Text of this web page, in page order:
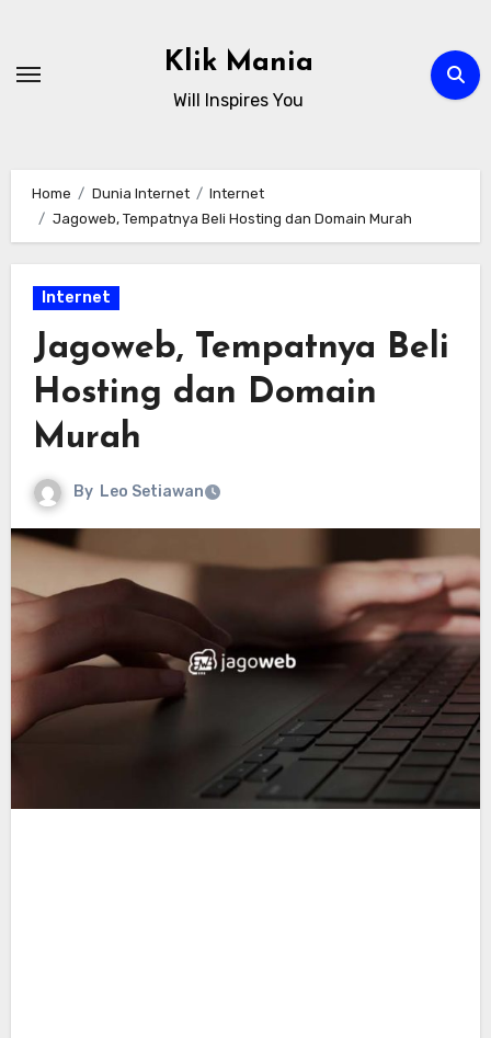
content
Klik Mania
Will Inspires You
Home Dunia Internet
Internet
Jagoweb, Tempatnya Beli Hosting dan Domain Murah
Internet
Jagoweb, Tempatnya Beli
Hosting dan Domain
Murah
By Leo Setiawan